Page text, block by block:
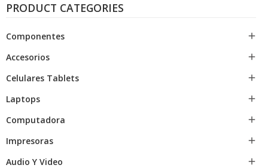
PRODUCT CATEGORIES
Componentes 
Accesorios 
Celulares Tablets 
Laptops 
Computadora 
Impresoras 
Audio Y Video 